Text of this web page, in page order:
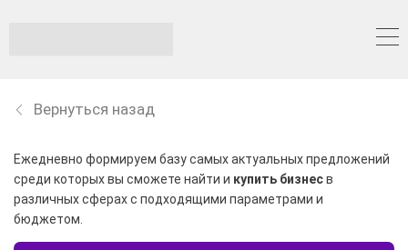
Вернуться назад
Ежедневно формируем базу самых актуальных предложений
среди которых вы сможете найти и купить бизнесв
различных сферах с подходящими параметрами и
бюджетом.